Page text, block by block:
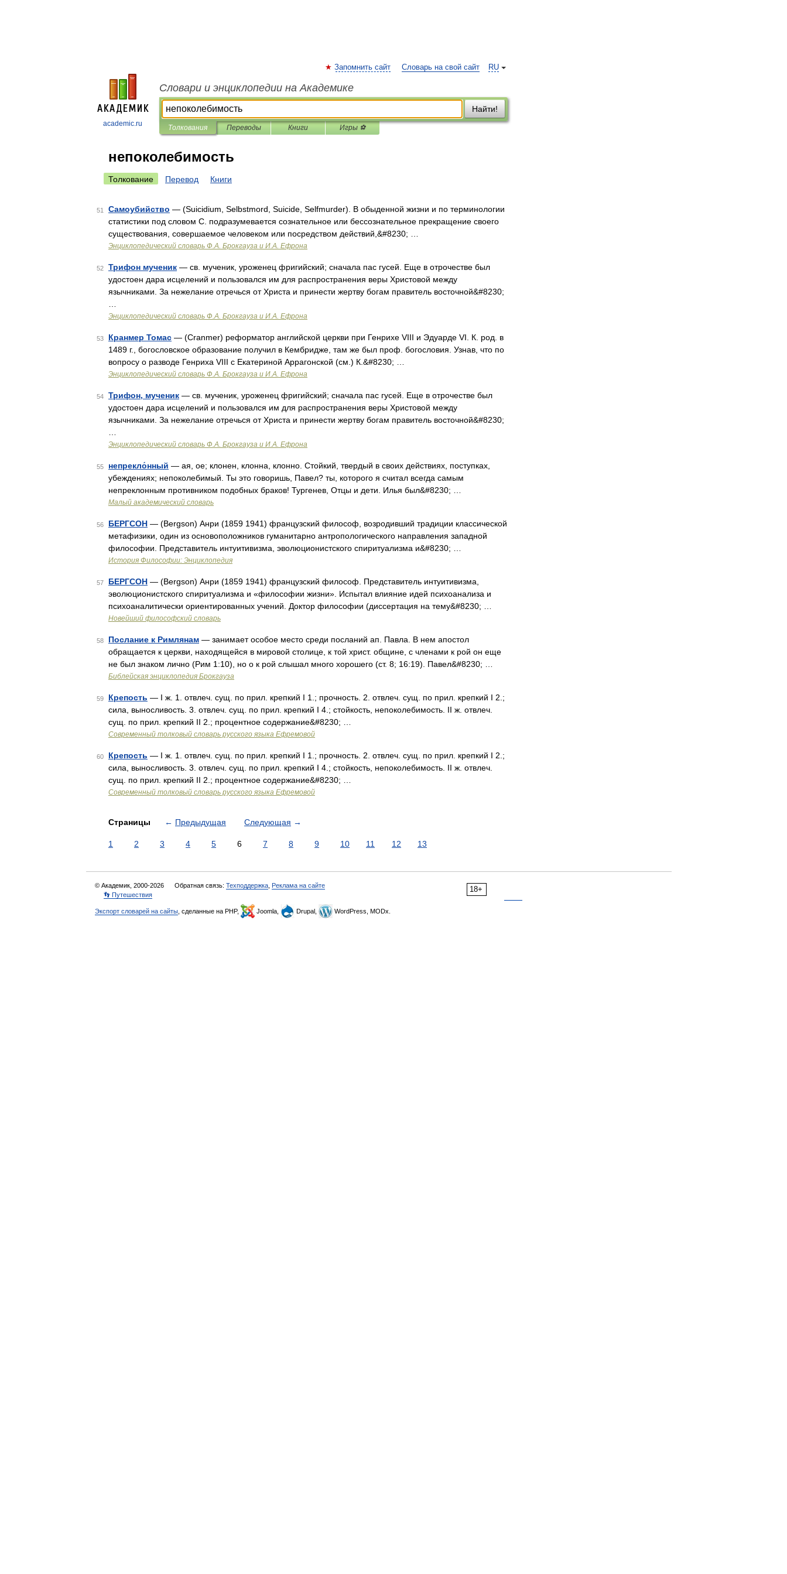
academic.ru
RU
Запомнить сайт Словарь на свой сайт
Словари и энциклопедии на Академике
Найти!
Толкования Переводы Книги Игры ⚽
непоколебимость
Толкование Перевод Книги
51 Самоубийство — (Suicidium, Selbstmord, Suicide, Selfmurder). B обыденной жизни и по терминологии
статистики под словом С. подразумевается сознательное или бессознательное прекращение своего
существования, совершаемое человеком или посредством действий,&#8230; …
Энциклопедический словарь Ф.А. Брокгауза и И.А. Ефрона
52 Трифон мученик — св. мученик, уроженец фригийский; сначала пас гусей. Еще в отрочестве был
удостоен дара исцелений и пользовался им для распространения веры Христовой между
язычниками. За нежелание отречься от Христа и принести жертву богам правитель восточной&#8230;
Энциклопедический словарь Ф.А. Брокгауза и И.А. Ефрона
53 Кранмер Томас — (Cranmer) реформатор английской церкви при Генрихе VIII и Эдуарде VI. К. род. в
1489 г., богословское образование получил в Кембридже, там же был проф. богословия. Узнав, что по
вопросу о разводе Генриха VIII с Екатериной Аррагонской (см.) К.&#8230; …
Энциклопедический словарь Ф.А. Брокгауза и И.А. Ефрона
54 Трифон, мученик — св. мученик, уроженец фригийский; сначала пас гусей. Еще в отрочестве был
удостоен дара исцелений и пользовался им для распространения веры Христовой между
язычниками. За нежелание отречься от Христа и принести жертву богам правитель восточной&#8230;
Энциклопедический словарь Ф.А. Брокгауза и И.А. Ефрона
55 непрекло́нный — ая, ое; клонен, клонна, клонно. Стойкий, твердый в своих действиях, поступках,
убеждениях; непоколебимый. Ты это говоришь, Павел? ты, которого я считал всегда самым
непреклонным противником подобных браков! Тургенев, Отцы и дети. Илья был&#8230; …
Малый академический словарь
56 БЕРГСОН — (Bergson) Анри (1859 1941) французский философ, возродивший традиции классической
метафизики, один из основоположников гуманитарно антропологического направления западной
философии. Представитель интуитивизма, эволюционистского спиритуализма и&#8230; …
История Философии: Энциклопедия
57 БЕРГСОН — (Bergson) Анри (1859 1941) французский философ. Представитель интуитивизма,
эволюционистского спиритуализма и «философии жизни». Испытал влияние идей психоанализа и
психоаналитически ориентированных учений. Доктор философии (диссертация на тему&#8230; …
Новейший философский словарь
58 Послание к Римлянам — занимает особое место среди посланий ап. Павла. В нем апостол
обращается к церкви, находящейся в мировой столице, к той христ. общине, с членами к рой он еще
не был знаком лично (Рим 1:10), но о к рой слышал много хорошего (ст. 8; 16:19). Павел&#8230; …
Библейская энциклопедия Брокгауза
59 Крепость — I ж. 1. отвлеч. сущ. по прил. крепкий I 1.; прочность. 2. отвлеч. сущ. по прил. крепкий I 2.;
сила, выносливость. 3. отвлеч. сущ. по прил. крепкий I 4.; стойкость, непоколебимость. II ж. отвлеч.
сущ. по прил. крепкий II 2.; процентное содержание&#8230; …
Современный толковый словарь русского языка Ефремовой
60 Крепость — I ж. 1. отвлеч. сущ. по прил. крепкий I 1.; прочность. 2. отвлеч. сущ. по прил. крепкий I 2.;
сила, выносливость. 3. отвлеч. сущ. по прил. крепкий I 4.; стойкость, непоколебимость. II ж. отвлеч.
сущ. по прил. крепкий II 2.; процентное содержание&#8230; …
Современный толковый словарь русского языка Ефремовой
Страницы ← Предыдущая Следующая →
1 2 3 4 5 6 7 8 9 10 11 12 13
18+
© Академик, 2000-2026 Обратная связь: Техподдержка Реклама на сайте
👣 Путешествия
Экспорт словарей на сайты , сделанные на PHP, Joomla, Drupal, WordPress, MODx.